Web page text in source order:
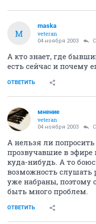
M
maska
veteran
04 ноября 2003
А кто знает, где
есть сейчас и почему
ОТВЕТИТЬ
мнение
veteran
04 ноября 2003
А нельзя ли
прозвучавшие в
куда-нибудь. А то
возможность слушать
уже набраны,
быть много проблем.
ОТВЕТИТЬ